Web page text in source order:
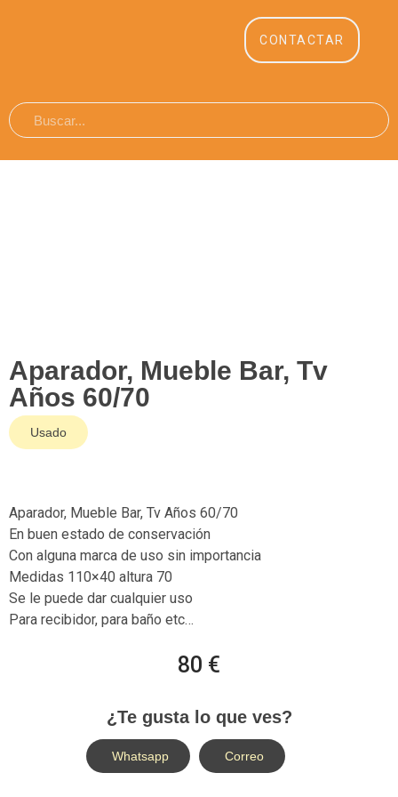
CONTACTAR
Aparador, Mueble Bar, Tv
Años 60/70
Usado
Aparador, Mueble Bar, Tv Años 60/70
En buen estado de conservación
Con alguna marca de uso sin importancia
Medidas 110×40 altura 70
Se le puede dar cualquier uso
Para recibidor, para baño etc…
80 €
¿Te gusta lo que ves?
Whatsapp Correo